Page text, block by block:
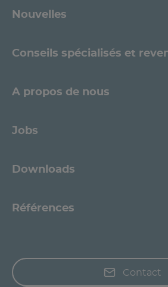
Nouvelles
Conseils spécialisés et
A propos de nous
Jobs
Downloads
Références
Contact